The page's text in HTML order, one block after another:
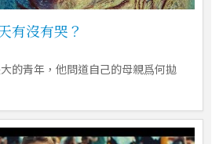
有沒有哭？
的青年，他問道自己的母親爲何拋